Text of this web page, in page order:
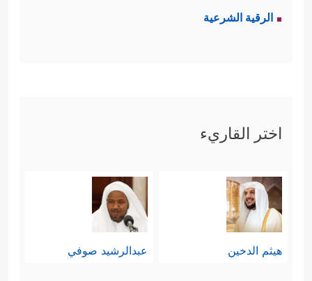
الرقية الشرعية
اختر القاريء
هيثم الدخين عبدالرشيد صوفي